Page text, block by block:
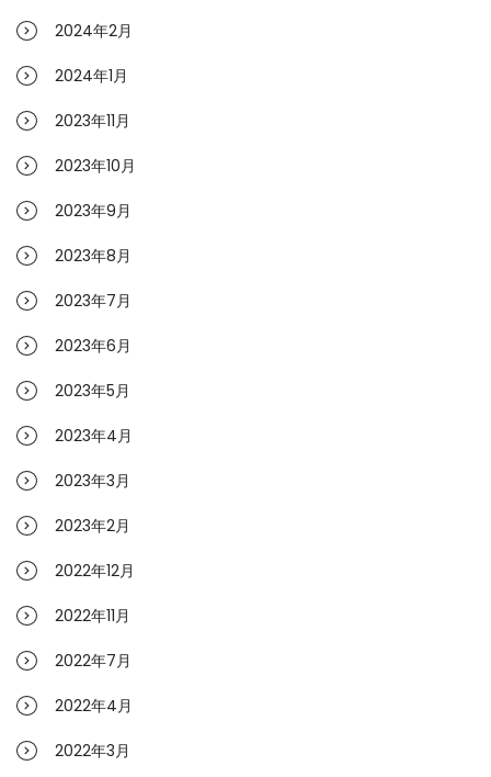
2024年2月
2024年1月
2023年11月
2023年10月
2023年9月
2023年8月
2023年7月
2023年6月
2023年5月
2023年4月
2023年3月
2023年2月
2022年12月
2022年11月
2022年7月
2022年4月
2022年3月